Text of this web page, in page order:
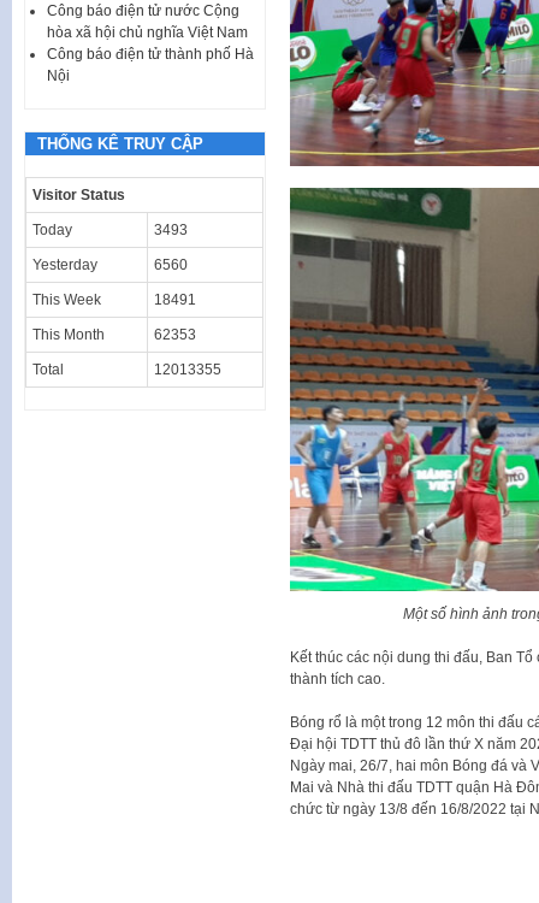
Một số hình ảnh
Kết thúc các nội dung thi đấu, Ban
thành tích cao.
Bóng rổ là một trong 12 môn thi đấu
Đại hội TDTT thủ đô lần thứ X năm
Ngày mai, 26/7, hai môn Bóng đá và
Mai và Nhà thi đấu TDTT quận Hà
chức từ ngày 13/8 đến 16/8/2022 tại
Công báo điện tử nước Cộng
hòa xã hội chủ nghĩa Việt Nam
Công báo điện tử thành phố Hà
Nội
THỐNG KÊ TRUY CẬP
Visitor Status
Today 3493
Yesterday 6560
This Week 18491
This Month 62353
Total 12013355